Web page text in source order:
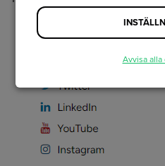
Avvisa